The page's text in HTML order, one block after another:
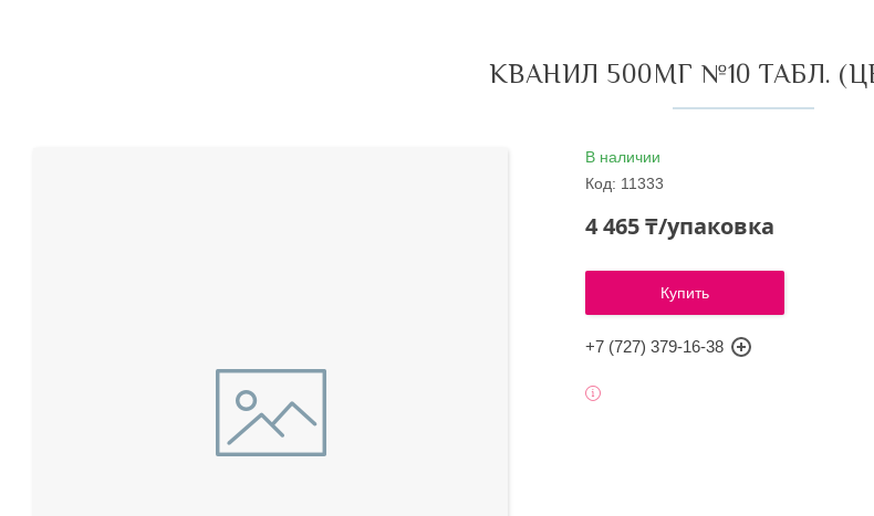
КВАНИЛ 500МГ №10 ТАБЛ.
В наличии
Код: 11333
4 465 ₸/упаковка
Купить
+7 (727) 379-16-38